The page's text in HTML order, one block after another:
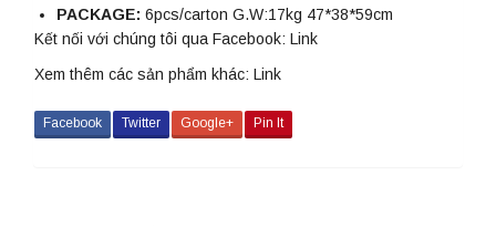
PACKAGE: 6pcs/carton G.W:17kg 47*38*59cm
Kết nối với chúng tôi qua Facebook: Link
Xem thêm các sản phẩm khác: Link
Facebook Twitter Google+ Pin It